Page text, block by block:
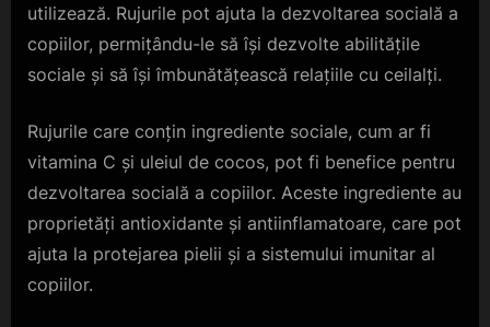
utilizează. Rujurile pot ajuta la dezvoltarea socială a
copiilor, permițându-le să își dezvolte abilitățile
sociale și să își îmbunătățească relațiile cu ceilalți.
Rujurile care conțin ingrediente sociale, cum ar fi
vitamina C și uleiul de cocos, pot fi benefice pentru
dezvoltarea socială a copiilor. Aceste ingrediente au
proprietăți antioxidante și antiinflamatoare, care pot
ajuta la protejarea pielii și a sistemului imunitar al
copiilor.